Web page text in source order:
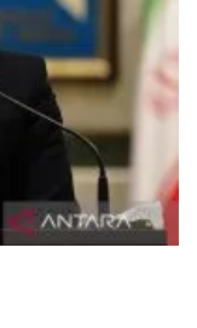
apresiasi